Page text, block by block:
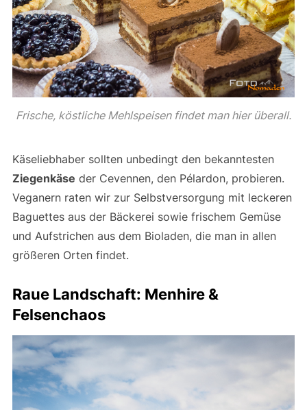
Frische, köstliche Mehlspeisen findet man hier überall.
Käseliebhaber sollten unbedingt den bekanntesten
Ziegenkäse der Cevennen, den Pélardon, probieren.
Veganern raten wir zur Selbstversorgung mit leckeren
Baguettes aus der Bäckerei sowie frischem Gemüse
und Aufstrichen aus dem Bioladen, die man in allen
größeren Orten findet.
Raue Landschaft: Menhire &
Felsenchaos